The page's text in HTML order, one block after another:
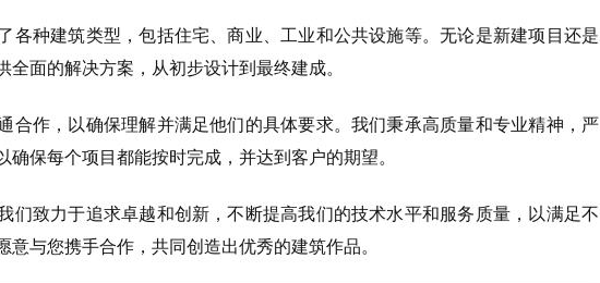
种建筑类型，包括住宅、商业、工业和公共设施等。无论是新建项目还是
面的解决方案，从初步设计到最终建成。
作，以确保理解并满足他们的具体要求。我们秉承高质量和专业精神，严
保每个项目都能按时完成，并达到客户的期望。
致力于追求卓越和创新，不断提高我们的技术水平和服务质量，以满足不
与您携手合作，共同创造出优秀的建筑作品。